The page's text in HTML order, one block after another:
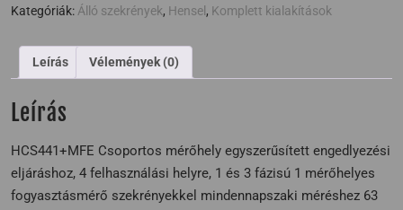
Kategóriák: Álló szekrények, Hensel , Komplett kialakítások
Leírás Vélemények (0)
Leírás
HCS441+MFE Csoportos mérőhely egyszerűsített engedlyezési
eljáráshoz, 4 felhasználási helyre, 1 és 3 fázisú 1 mérőhelyes
fogyasztásmérő szekrényekkel mindennapszaki méréshez 63